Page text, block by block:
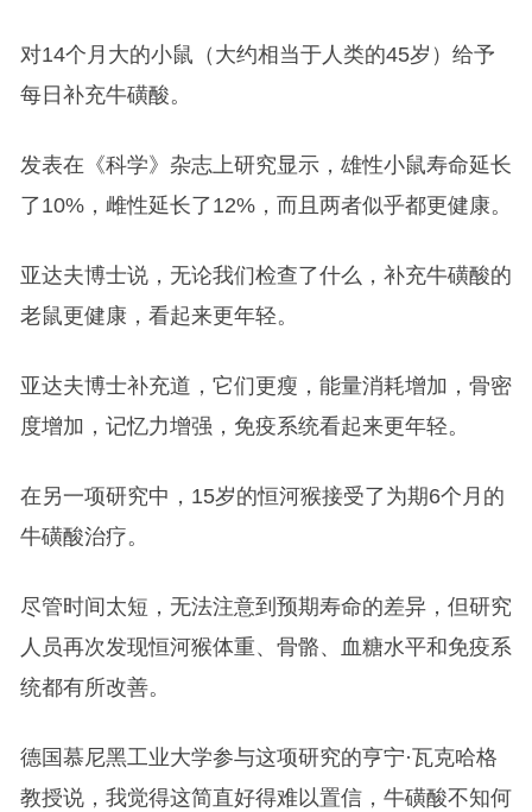
对14个月大的小鼠（大约相当于人类的45岁）给予
每日补充牛磺酸。
发表在《科学》杂志上研究显示，雄性小鼠寿命延长
了10%，雌性延长了12%，而且两者似乎都更健康。
亚达夫博士说，无论我们检查了什么，补充牛磺酸的
老鼠更健康，看起来更年轻。
亚达夫博士补充道，它们更瘦，能量消耗增加，骨密
度增加，记忆力增强，免疫系统看起来更年轻。
在另一项研究中，15岁的恒河猴接受了为期6个月的
牛磺酸治疗。
尽管时间太短，无法注意到预期寿命的差异，但研究
人员再次发现恒河猴体重、骨骼、血糖水平和免疫系
统都有所改善。
德国慕尼黑工业大学参与这项研究的亨宁·瓦克哈格
教授说，我觉得这简直好得难以置信，牛磺酸不知何